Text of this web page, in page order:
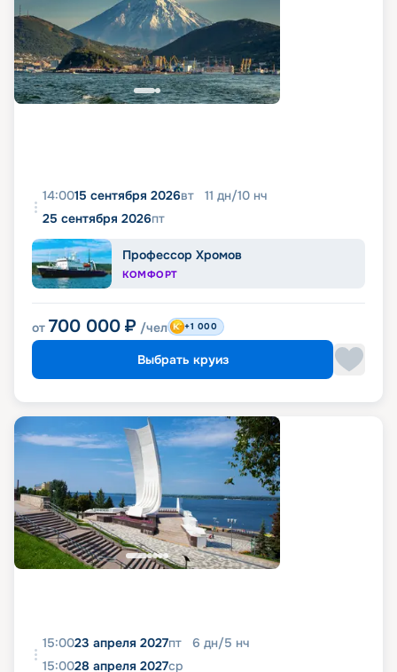
14:0015 сентября 2026вт 11 дн/10 нч
25 сентября 2026пт
Профессор Хромов
КОМФОРТ
от 700 000 ₽ /чел +1 000
Выбрать круиз
15:0023 апреля 2027пт 6 дн/5 нч
15:0028 апреля 2027ср